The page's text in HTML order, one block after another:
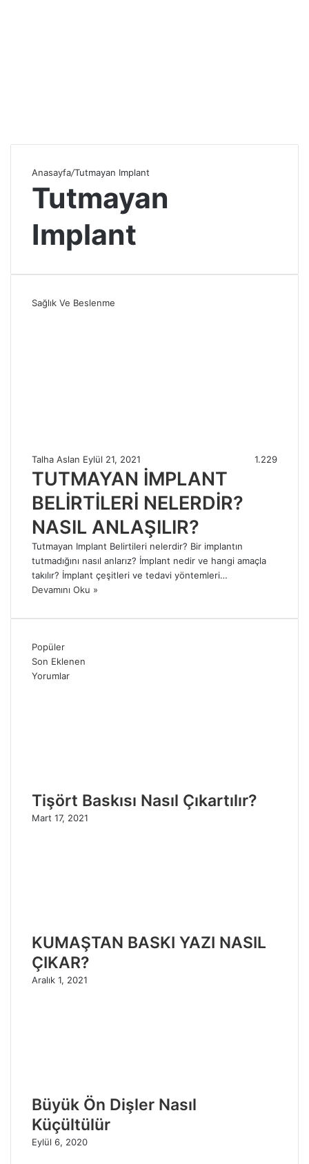
Anasayfa/Tutmayan Implant
Tutmayan
Implant
Sağlık Ve Beslenme
Talha Aslan Eylül 21, 2021 1.229
TUTMAYAN İMPLANT
BELİRTİLERİ NELERDİR?
NASIL ANLAŞILIR?
Tutmayan Implant Belirtileri nelerdir? Bir implantın
tutmadığını nasıl anlarız? İmplant nedir ve hangi amaçla
takılır? İmplant çeşitleri ve tedavi yöntemleri…
Devamını Oku »
Popüler
Son Eklenen
Yorumlar
Tişört Baskısı Nasıl Çıkartılır?
Mart 17, 2021
KUMAŞTAN BASKI YAZI NASIL
ÇIKAR?
Aralık 1, 2021
Büyük Ön Dişler Nasıl
Küçültülür
Eylül 6, 2020